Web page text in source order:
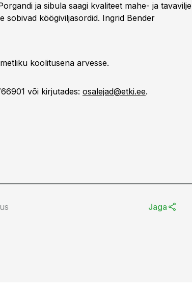
ja sibula saagi kvaliteet mahe- ja
sobivad köögiviljasordid. Ingrid Bender
koolitusena arvesse.
või kirjutades: osalejad@etki.ee.
Jaga